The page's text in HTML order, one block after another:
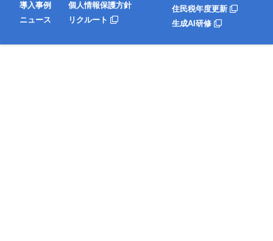
導入事例
ニュース
個人情報保護方針
リクルート
住民税年度更新
生成AI研修